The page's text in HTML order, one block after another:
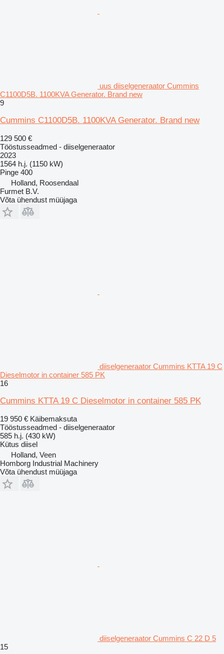
uus diiselgeneraator Cummins
C1100D5B. 1100KVA Generator. Brand new
9
Cummins C1100D5B. 1100KVA Generator. Brand new
129 500 €
Tööstusseadmed - diiselgeneraator
2023
1564 h.j. (1150 kW)
Pinge 400
Holland, Roosendaal
Furmet B.V.
Võta ühendust müüjaga
diiselgeneraator Cummins KTTA 19 C
Dieselmotor in container 585 PK
16
Cummins KTTA 19 C Dieselmotor in container 585 PK
19 950 € Käibemaksuta
Tööstusseadmed - diiselgeneraator
585 h.j. (430 kW)
Kütus diisel
Holland, Veen
Homborg Industrial Machinery
Võta ühendust müüjaga
diiselgeneraator Cummins C 22 D 5
15